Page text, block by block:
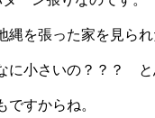
縄を張った家を見ら
に小さいの？？？ と
ですからね。